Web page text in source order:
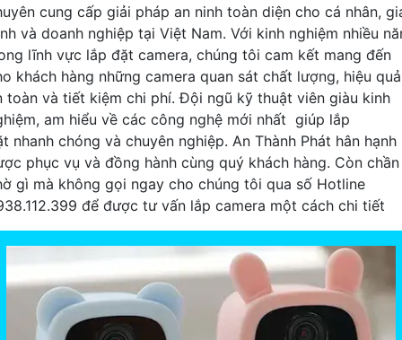
cung cấp giải pháp an ninh toàn diện cho cá nhân,
và doanh nghiệp tại Việt Nam. Với kinh nghiệm nhiều
lĩnh vực lắp đặt camera, chúng tôi cam kết mang đến
khách hàng những camera quan sát chất lượng, hiệu
toàn và tiết kiệm chi phí. Đội ngũ kỹ thuật viên giàu kinh
am hiểu về các công nghệ mới nhất giúp lắp
nhanh chóng và chuyên nghiệp. An Thành Phát hân hạnh
phục vụ và đồng hành cùng quý khách hàng. Còn chần
gì mà không gọi ngay cho chúng tôi qua số Hotline
để được tư vấn lắp camera một cách chi tiết